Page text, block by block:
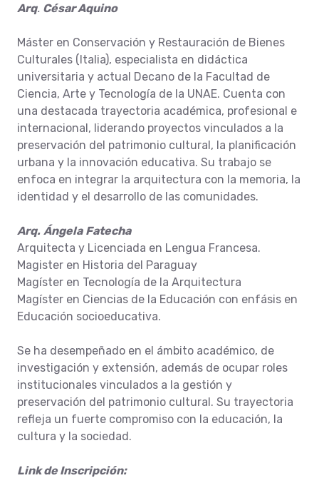
Arq. César Aquino
Máster en Conservación y Restauración de Bienes
Culturales (Italia), especialista en didáctica
universitaria y actual Decano de la Facultad de
Ciencia, Arte y Tecnología de la UNAE. Cuenta con
una destacada trayectoria académica, profesional e
internacional, liderando proyectos vinculados a la
preservación del patrimonio cultural, la planificación
urbana y la innovación educativa. Su trabajo se
enfoca en integrar la arquitectura con la memoria, la
identidad y el desarrollo de las comunidades.
Arq. Ángela Fatecha
Arquitecta y Licenciada en Lengua Francesa.
Magister en Historia del Paraguay
Magíster en Tecnología de la Arquitectura
Magíster en Ciencias de la Educación con enfásis en
Educación socioeducativa.
Se ha desempeñado en el ámbito académico, de
investigación y extensión, además de ocupar roles
institucionales vinculados a la gestión y
preservación del patrimonio cultural. Su trayectoria
refleja un fuerte compromiso con la educación, la
cultura y la sociedad.
Link de Inscripción: